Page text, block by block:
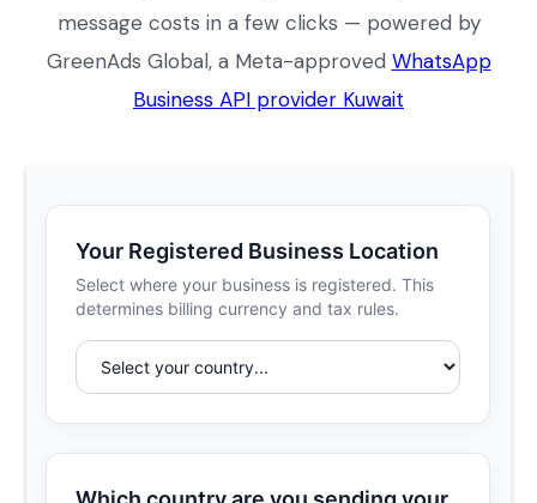
message costs in a few clicks — powered by
GreenAds Global, a Meta-approved WhatsApp
Business API provider Kuwait